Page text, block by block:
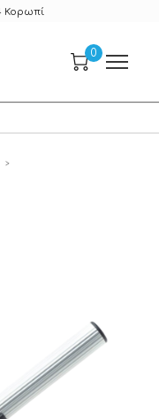
Κορωπί
0
>